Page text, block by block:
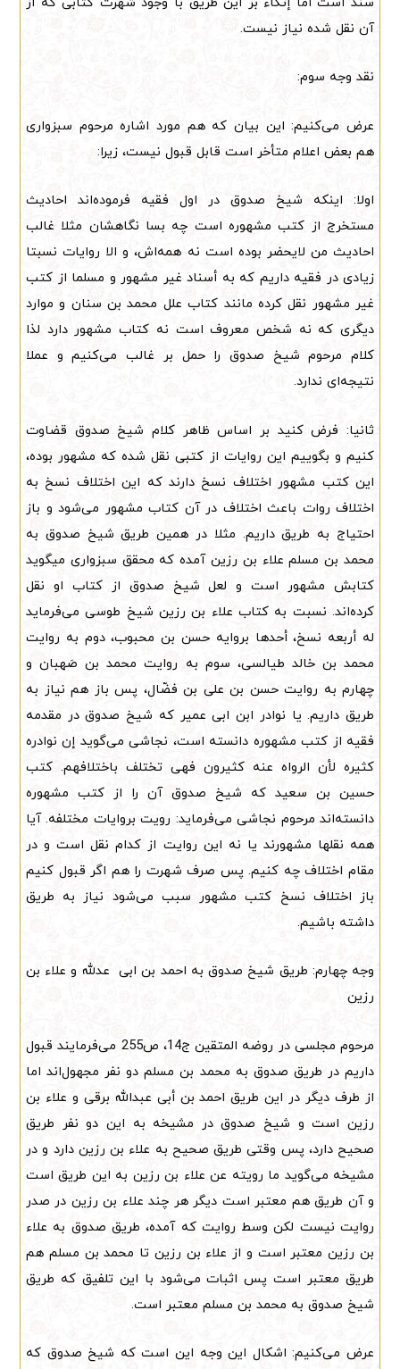
آن نقل شده نیاز نیست.
نقد وجه سوم:
عرض می‌کنیم: این بیان که هم مورد اشاره مرحوم سبزواری
هم بعض اعلام متأخر است قابل قبول نیست، زیرا:
اولا: اینکه شیخ صدوق در اول فقیه فرموده‌اند احادیث
مستخرج از کتب مشهوره است چه بسا نگاهشان مثلا غالب
احادیث من لایحضر بوده است نه همه‌اش، و الا روایات نسبتا
زیادی در فقیه داریم که به أسناد غیر مشهور و مسلما از کتب
غیر مشهور نقل کرده مانند کتاب علل محمد بن سنان و موارد
دیگری که نه شخص معروف است نه کتاب مشهور دارد لذا
کلام مرحوم شیخ صدوق را حمل بر غالب می‌کنیم و عملا
نتیجه‌ای ندارد.
ثانیا: فرض کنید بر اساس ظاهر کلام شیخ صدوق قضاوت
کنیم و بگوییم این روایات از کتبی نقل شده که مشهور بوده،
این کتب مشهور اختلاف نسخ دارند که این اختلاف نسخ به
اختلاف روات باعث اختلاف در آن کتاب مشهور می‌شود و باز
احتیاج به طریق داریم. مثلا در همین طریق شیخ صدوق به
محمد بن مسلم علاء بن رزین آمده که محقق سبزواری میگوید
کتابش مشهور است و لعل شیخ صدوق از کتاب او نقل
کرده‌اند. نسبت به کتاب علاء بن رزین شیخ طوسی می‌فرماید
له أربعه نسخ، أحدها بروایه حسن بن محبوب، دوم به روایت
محمد بن خالد طیالسی، سوم به روایت محمد بن صَهبان و
چهارم به روایت حسن بن علی بن فضّال، پس باز هم نیاز به
طریق داریم. یا نوادر ابن ابی عمیر که شیخ صدوق در مقدمه
فقیه از کتب مشهوره دانسته است، نجاشی می‌گوید إن نوادره
کثیره لأن الرواه عنه کثیرون فهی تختلف باختلافهم. کتب
حسین بن سعید که شیخ صدوق آن را از کتب مشهوره
دانسته‌اند مرحوم نجاشی می‌فرماید: رویت بروایات مختلفه. آیا
همه نقلها مشهورند یا نه این روایت از کدام نقل است و در
مقام اختلاف چه کنیم. پس صرف شهرت را هم اگر قبول کنیم
باز اختلاف نسخ کتب مشهور سبب می‌شود نیاز به طریق
داشته باشیم.
وجه چهارم: طریق شیخ صدوق به احمد بن ابی عدلله و علاء بن
رزین
مرحوم مجلسی در روضه المتقین ج14، ص255 می‌فرمایند قبول
داریم در طریق صدوق به محمد بن مسلم دو نفر مجهول‌اند اما
از طرف دیگر در این طریق احمد بن أبی عبدالله برقی و علاء بن
رزین است و شیخ صدوق در مشیخه به این دو نفر طریق
صحیح دارد، پس وقتی طریق صحیح به علاء بن رزین دارد و در
مشیخه می‌گوید ما رویته عن علاء بن رزین به این طریق است
و آن طریق هم معتبر است دیگر هر چند علاء بن رزین در صدر
روایت نیست لکن وسط روایت که آمده، طریق صدوق به علاء
بن رزین معتبر است و از علاء بن رزین تا محمد بن مسلم هم
طریق معتبر است پس اثبات می‌شود با این تلفیق که طریق
شیخ صدوق به محمد بن مسلم معتبر است.
عرض می‌کنیم: اشکال این وجه این است که شیخ صدوق که